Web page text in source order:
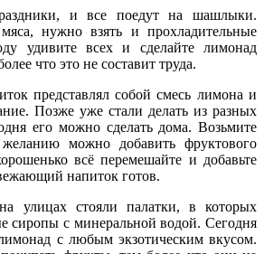
и все поедут на шашлыки.
нужно взять и прохладительные
удивите всех и сделайте лимонад
что это не составит труда.
представлял собой смесь лимона и
Позже уже стали делать из разных
его можно сделать дома. Возьмите
можно добавить фруктового
всё перемешайте и добавьте
напиток готов.
улицах стояли палатки, в которых
сиропы с минеральной водой. Сегодня
с любым экзотическим вкусом.